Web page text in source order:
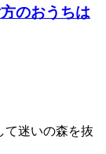
のおうちは
て迷いの森を抜